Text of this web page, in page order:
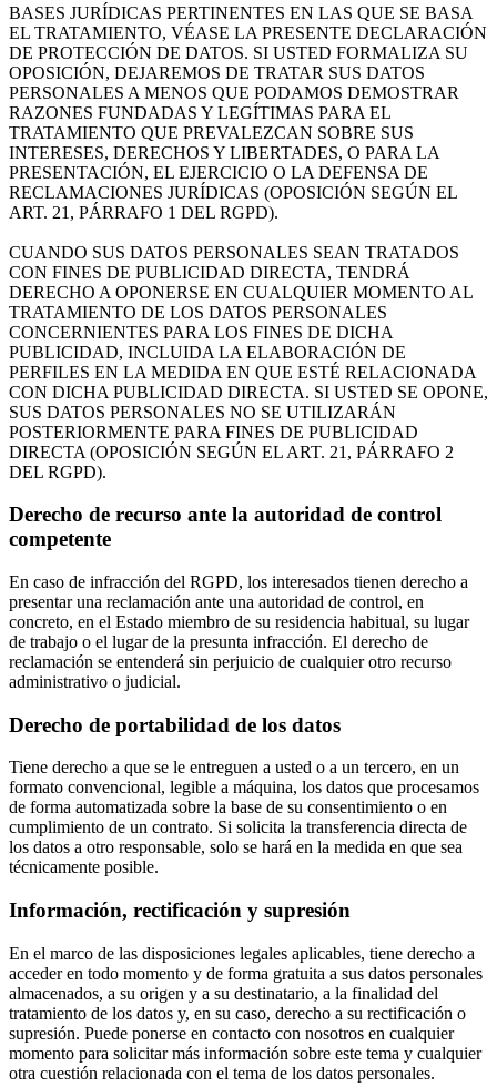
BASES JURÍDICAS PERTINENTES EN LAS QUE SE BASA
EL TRATAMIENTO, VÉASE LA PRESENTE DECLARACIÓN
DE PROTECCIÓN DE DATOS. SI USTED FORMALIZA SU
OPOSICIÓN, DEJAREMOS DE TRATAR SUS DATOS
PERSONALES A MENOS QUE PODAMOS DEMOSTRAR
RAZONES FUNDADAS Y LEGÍTIMAS PARA EL
TRATAMIENTO QUE PREVALEZCAN SOBRE SUS
INTERESES, DERECHOS Y LIBERTADES, O PARA LA
PRESENTACIÓN, EL EJERCICIO O LA DEFENSA DE
RECLAMACIONES JURÍDICAS (OPOSICIÓN SEGÚN EL
ART. 21, PÁRRAFO 1 DEL RGPD).
CUANDO SUS DATOS PERSONALES SEAN TRATADOS
CON FINES DE PUBLICIDAD DIRECTA, TENDRÁ
DERECHO A OPONERSE EN CUALQUIER MOMENTO AL
TRATAMIENTO DE LOS DATOS PERSONALES
CONCERNIENTES PARA LOS FINES DE DICHA
PUBLICIDAD, INCLUIDA LA ELABORACIÓN DE
PERFILES EN LA MEDIDA EN QUE ESTÉ RELACIONADA
CON DICHA PUBLICIDAD DIRECTA. SI USTED SE OPONE,
SUS DATOS PERSONALES NO SE UTILIZARÁN
POSTERIORMENTE PARA FINES DE PUBLICIDAD
DIRECTA (OPOSICIÓN SEGÚN EL ART. 21, PÁRRAFO 2
DEL RGPD).
Derecho de recurso ante la autoridad de control
competente
En caso de infracción del RGPD, los interesados tienen derecho a
presentar una reclamación ante una autoridad de control, en
concreto, en el Estado miembro de su residencia habitual, su lugar
de trabajo o el lugar de la presunta infracción. El derecho de
reclamación se entenderá sin perjuicio de cualquier otro recurso
administrativo o judicial.
Derecho de portabilidad de los datos
Tiene derecho a que se le entreguen a usted o a un tercero, en un
formato convencional, legible a máquina, los datos que procesamos
de forma automatizada sobre la base de su consentimiento o en
cumplimiento de un contrato. Si solicita la transferencia directa de
los datos a otro responsable, solo se hará en la medida en que sea
técnicamente posible.
Información, rectificación y supresión
En el marco de las disposiciones legales aplicables, tiene derecho a
acceder en todo momento y de forma gratuita a sus datos personales
almacenados, a su origen y a su destinatario, a la finalidad del
tratamiento de los datos y, en su caso, derecho a su rectificación o
supresión. Puede ponerse en contacto con nosotros en cualquier
momento para solicitar más información sobre este tema y cualquier
otra cuestión relacionada con el tema de los datos personales.